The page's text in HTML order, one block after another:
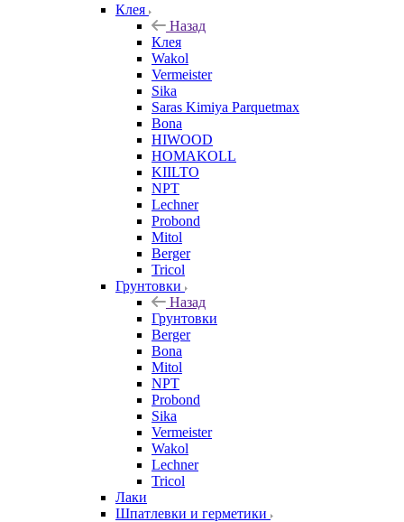
Клея
Назад
Клея
Wakol
Vermeister
Sika
Saras Kimiya Parquetmax
Bona
HIWOOD
HOMAKOLL
KIILTO
NPT
Lechner
Probond
Mitol
Berger
Tricol
Грунтовки
Назад
Грунтовки
Berger
Bona
Mitol
NPT
Probond
Sika
Vermeister
Wakol
Lechner
Tricol
Лаки
Шпатлевки и герметики